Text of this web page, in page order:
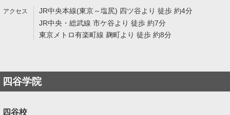
JR中央本線(東京～塩尻) 四ツ谷より 徒歩 約4分
JR中央・総武線 市ケ谷より 徒歩 約7分
東京メトロ有楽町線 麹町より 徒歩 約8分
四谷学院
四谷校